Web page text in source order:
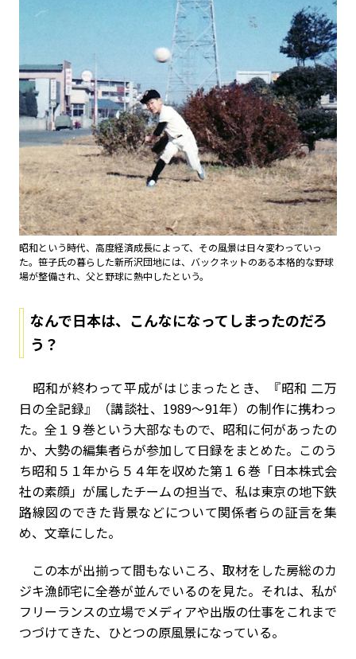
昭和という時代、高度経済成長によって、その風景は日々変わっていっ
た。笹子氏の暮らした新所沢団地には、バックネットのある本格的な野球
場が整備され、父と野球に熱中したという。
なんで日本は、こんなになってしまったのだろ
う？
昭和が終わって平成がはじまったとき、『昭和 二万
日の全記録』（講談社、1989～91年）の制作に携わっ
た。全１９巻という大部なもので、昭和に何があったの
か、大勢の編集者らが参加して日録をまとめた。このう
ち昭和５１年から５４年を収めた第１６巻「日本株式会
社の素顔」が属したチームの担当で、私は東京の地下鉄
路線図のできた背景などについて関係者らの証言を集
め、文章にした。
この本が出揃って間もないころ、取材をした房総のカ
ジキ漁師宅に全巻が並んでいるのを見た。それは、私が
フリーランスの立場でメディアや出版の仕事をこれまで
つづけてきた、ひとつの原風景になっている。